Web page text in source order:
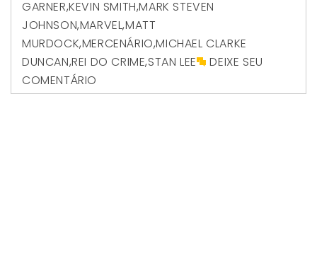
GARNER,KEVIN SMITH,MARK STEVEN
JOHNSON,MARVEL,MATT
MURDOCK,MERCENÁRIO,MICHAEL CLARKE
DUNCAN,REI DO CRIME,STAN LEE
DEIXE SEU
COMENTÁRIO